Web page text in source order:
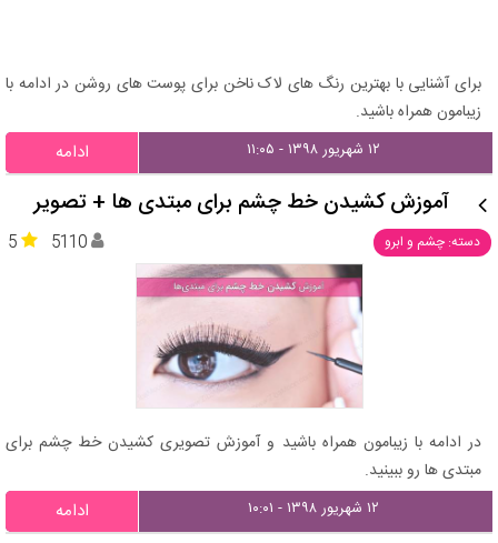
برای آشنایی با بهترین رنگ های لاک ناخن برای پوست های روشن در ادامه با
زیبامون همراه باشید.
۱۲ شهریور ۱۳۹۸ - ۱۱:۰۵ ادامه
آموزش کشیدن خط چشم برای مبتدی ها + تصویر
دسته: چشم و ابرو 5 5110
در ادامه با زیبامون همراه باشید و آموزش تصویری کشیدن خط چشم برای
مبتدی ها رو ببینید.
۱۲ شهریور ۱۳۹۸ - ۱۰:۰۱ ادامه